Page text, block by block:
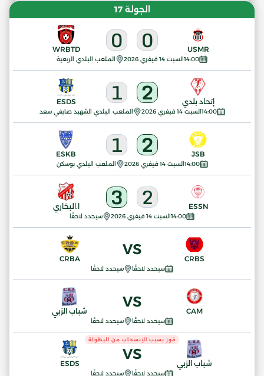
الجولة 17
14:00السبت 14 فيفري 2026 الملعب البلدي الربعية
USMR
0
0
WRBTD
14:00السبت 14 فيفري 2026 الملعب البلدي الشهيد صايفي سعد
إتحاد بلدي 2
1
ESDS
14:00السبت 14 فيفري 2026 الملعب البلدي بوسكن
JSB
2
1
ESKB
14:00السبت 14 فيفري 2026 سيحدد لاحقًا
ESSN
2
3 ا.البخاري
سيحدد لاحقًا سيحدد لاحقًا
CRBS
VS
CRBA
سيحدد لاحقًا سيحدد لاحقًا
CAM
VS
شباب الزبي
سيحدد لاحقًا سيحدد لاحقًا
شباب الزبي
VS
فوز بسبب الإنسحاب من البطولة
ESDS